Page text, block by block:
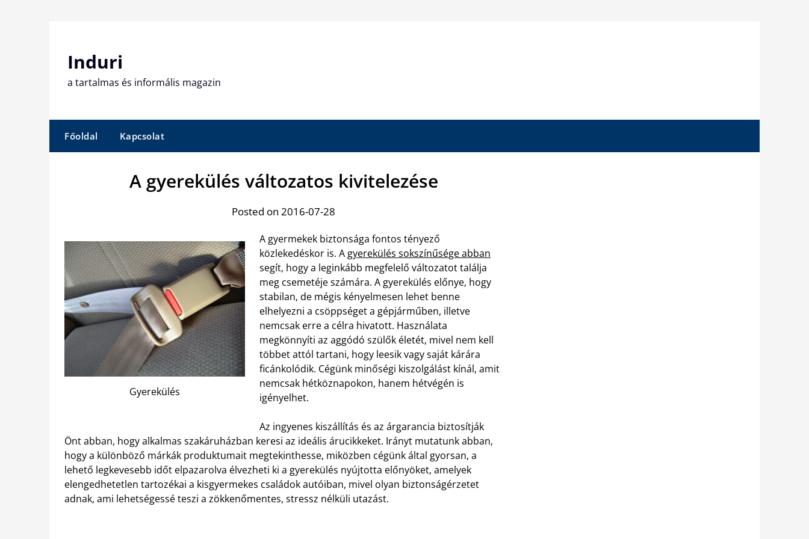
Induri
a tartalmas és informális magazin
Főoldal Kapcsolat
A gyerekülés változatos kivitelezése
Posted on 2016-07-28
Gyerekülés
A gyermekek biztonsága fontos tényező
közlekedéskor is. A gyerekülés sokszínűsége abban
segít, hogy a leginkább megfelelő változatot találja
meg csemetéje számára. A gyerekülés előnye, hogy
stabilan, de mégis kényelmesen lehet benne
elhelyezni a csöppséget a gépjárműben, illetve
nemcsak erre a célra hivatott. Használata
megkönnyíti az aggódó szülők életét, mivel nem kell
többet attól tartani, hogy leesik vagy saját kárára
ficánkolódik. Cégünk minőségi kiszolgálást kínál, amit
nemcsak hétköznapokon, hanem hétvégén is
igényelhet.
Az ingyenes kiszállítás és az árgarancia biztosítják
Önt abban, hogy alkalmas szakáruházban keresi az ideális árucikkeket. Irányt mutatunk abban,
hogy a különböző márkák produktumait megtekinthesse, miközben cégünk által gyorsan, a
lehető legkevesebb időt elpazarolva élvezheti ki a gyerekülés nyújtotta előnyöket, amelyek
elengedhetetlen tartozékai a kisgyermekes családok autóiban, mivel olyan biztonságérzetet
adnak, ami lehetségessé teszi a zökkenőmentes, stressz nélküli utazást.